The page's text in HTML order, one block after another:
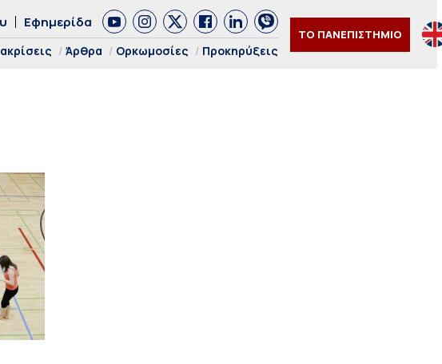
Εφημερίδα
Άρθρα Ορκωμοσίες Προκηρύξεις
ΤΟ ΠΑΝΕΠΙΣΤΗΜΙΟ